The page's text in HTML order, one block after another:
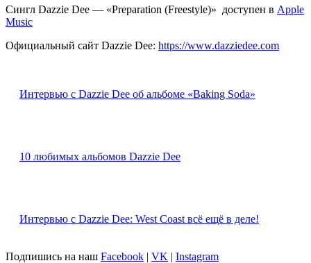
Сингл Dazzie Dee — «Preparation (Freestyle)» доступен в Apple
Music
Официальный сайт Dazzie Dee: https://www.dazziedee.com
Интервью с Dazzie Dee об альбоме «Baking Soda»
10 любимых альбомов Dazzie Dee
Интервью с Dazzie Dee: West Coast всё ещё в деле!
Подпишись на наш Facebook | VK | Instagram